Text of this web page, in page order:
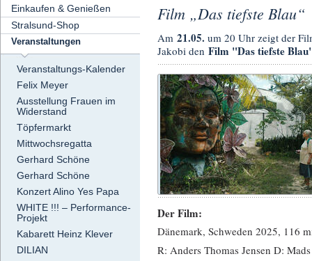
Einkaufen & Genießen
Stralsund-Shop
Veranstaltungen
Veranstaltungs-Kalender
Felix Meyer
Ausstellung Frauen im
Widerstand
Töpfermarkt
Mittwochsregatta
Gerhard Schöne
Gerhard Schöne
Konzert Alino Yes Papa
WHITE !!! – Performance-
Projekt
Kabarett Heinz Klever
DILIAN
Film „Das tiefste Blau“
Am 21.05. um 20 Uhr zeigt der
Jakobi den Film "Das tiefste
Der Film:
Dänemark, Schweden 2025, 116
R: Anders Thomas Jensen D: